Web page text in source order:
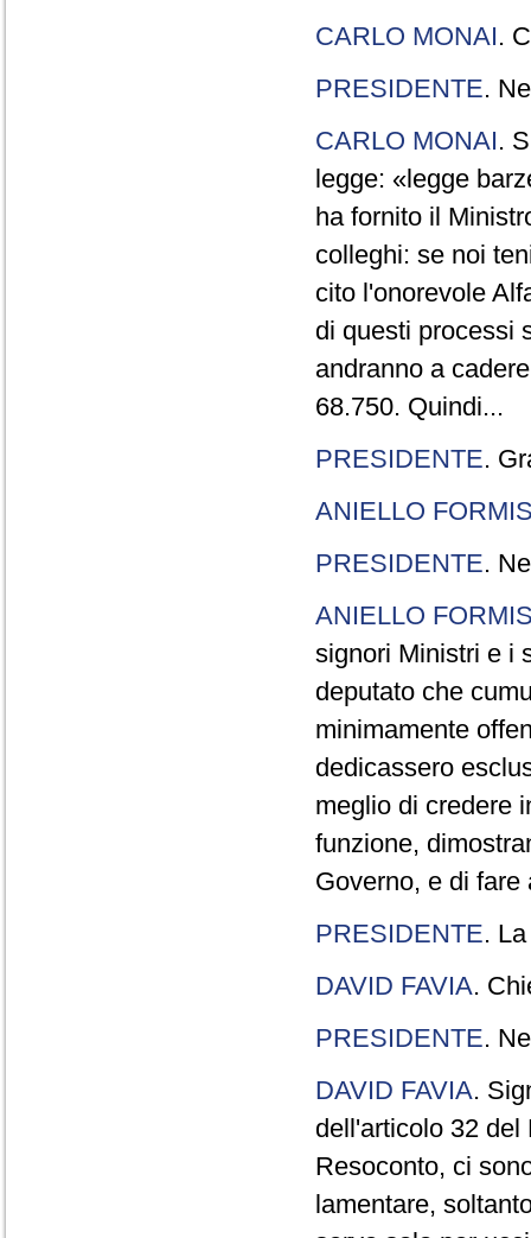
CARLO MONAI.
PRESIDENTE.
CARLO MONAI.
legge: «legge
ha fornito il
colleghi: se noi
cito l'onorevole
di questi processi
andranno a
68.750. Quindi...
PRESIDENTE.
ANIELLO
PRESIDENTE.
ANIELLO
signori Ministri e i
deputato che
minimamente
dedicassero
meglio di credere
funzione,
Governo, e di
PRESIDENTE.
DAVID FAVIA.
PRESIDENTE.
DAVID FAVIA.
dell'articolo 32 del
Resoconto, ci
lamentare,